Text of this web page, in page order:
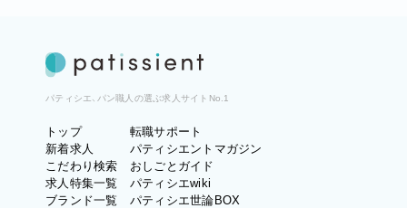
パティシエ、パン職人の選ぶ求人サイトNo.1
トップ
新着求人
こだわり検索
求人特集一覧
ブランド一覧
転職サポート
パティシエントマガジン
おしごとガイド
パティシエwiki
パティシエ世論BOX